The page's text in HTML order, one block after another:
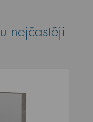
nejčastěji